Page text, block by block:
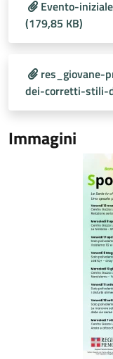
Evento-
(179,85 KB)
res_giovane-
dei-corretti-stili-
Immagini